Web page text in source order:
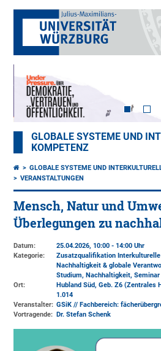
GLOBALE SYSTEME UND
KOMPETENZ
GLOBALE SYSTEME UND
VERANSTALTUNGEN
Mensch, Natur und
Überlegungen zu
Datum:
25.04.2026, 10:00 - 14:00 Uhr
Kategorie:
Zusatzqualifikation
Nachhaltigkeit & globale
Studium, Nachhaltigkeit, Seminar
Ort:
Hubland Süd, Geb. Z6 (Zentrales
1.014
Veranstalter: GSiK // Fachbereich:
Vortragende:
Dr. Stefan Schenk